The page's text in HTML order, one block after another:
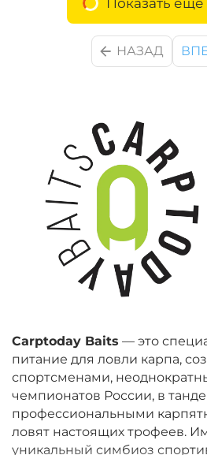
Carptoday Baits — это
питание для ловли карпа,
спортсменами,
чемпионатов России, в
профессиональными
ловят настоящих трофеев.
уникальный симбиоз
НАЗАД